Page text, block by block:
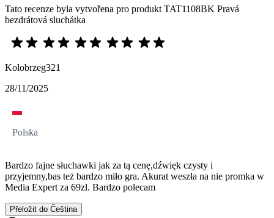
Tato recenze byla vytvořena pro produkt TAT1108BK Pravá
bezdrátová sluchátka
Kolobrzeg321
28/11/2025
Polska
Bardzo fajne słuchawki jak za tą cenę,dźwięk czysty i
przyjemny,bas też bardzo miło gra. Akurat weszła na nie promka w
Media Expert za 69zl. Bardzo polecam
Přeložit do Čeština